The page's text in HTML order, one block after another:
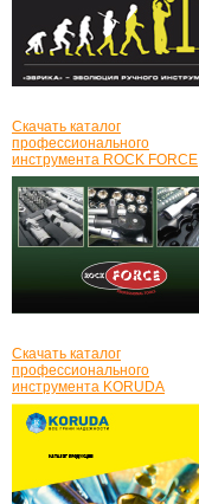
Скачать каталог
профессионального
инструмента ROCK FORCE
Скачать каталог
профессионального
инструмента KORUDA